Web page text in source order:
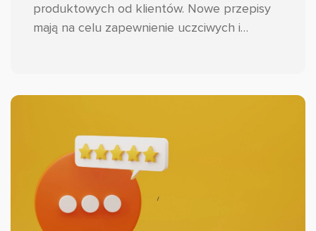
produktowych od klientów. Nowe przepisy
mają na celu zapewnienie uczciwych i
commerce.